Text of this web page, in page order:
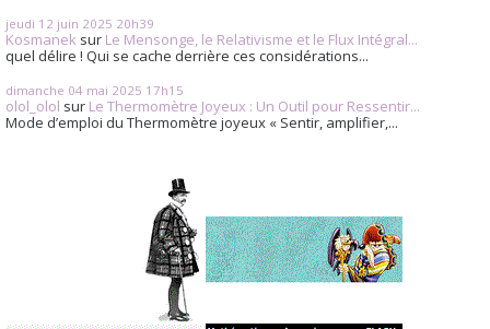
jeudi 12 juin 2025 20h39
Kosmanek sur Le Mensonge, le Relativisme et le Flux Intégral...
quel délire ! Qui se cache derrière ces considérations...
dimanche 04 mai 2025 17h15
olol_olol sur Le Thermomètre Joyeux : Un Outil pour Ressentir...
Mode d’emploi du Thermomètre joyeux « Sentir, amplifier,...